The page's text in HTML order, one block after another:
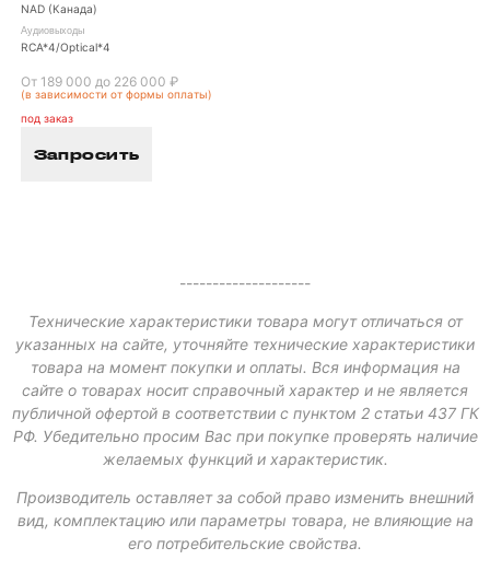
NAD (Канада)
Аудиовыходы
RCA*4/Optical*4
От 189 000 до 226 000 ₽
(в зависимости от формы оплаты)
под заказ
Запросить
--------------------
Технические характеристики товара могут отличаться от
указанных на сайте, уточняйте технические характеристики
товара на момент покупки и оплаты. Вся информация на
сайте о товарах носит справочный характер и не является
публичной офертой в соответствии с пунктом 2 статьи 437 ГК
РФ. Убедительно просим Вас при покупке проверять наличие
желаемых функций и характеристик.
Производитель оставляет за собой право изменить внешний
вид, комплектацию или параметры товара, не влияющие на
его потребительские свойства.